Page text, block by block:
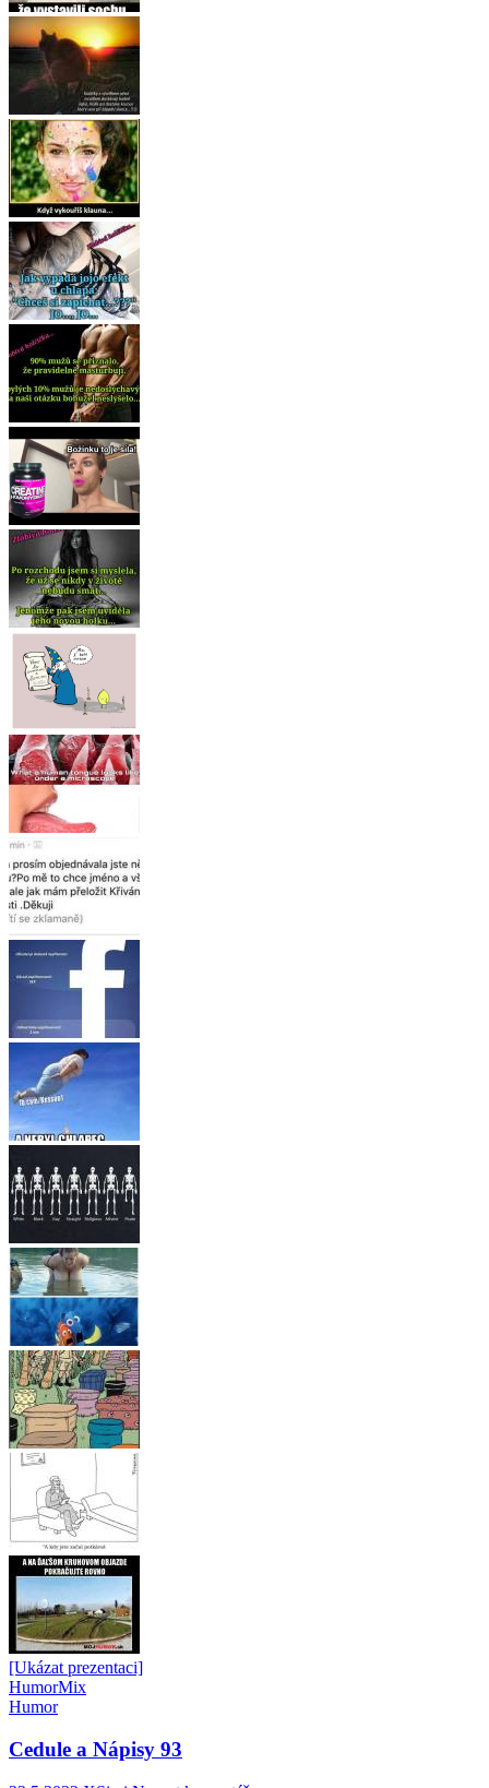
[Ukázat prezentaci]
HumorMix
Humor
Cedule a Nápisy 93